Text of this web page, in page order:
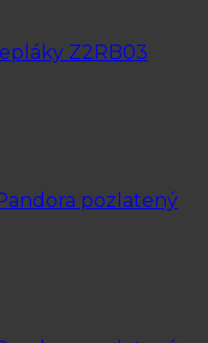
Z2RB03
pozlatený